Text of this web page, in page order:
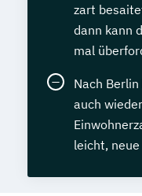
zart
dann kann
mal
Nach
auch
leicht,